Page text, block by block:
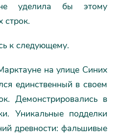
уделила бы этому
строк.
к следующему.
на улице Синих
единственный в своем
Демонстрировались в
Уникальные подделки
древности: фальшивые